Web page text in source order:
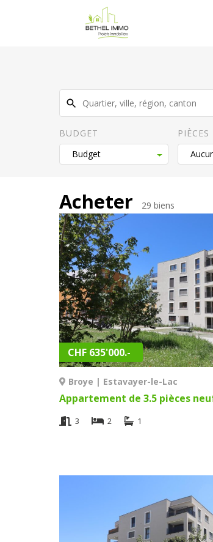
BUDGET
Acheter 29 biens
CHF 635'000.-
Broye | Estavayer-le-Lac
3 2 1